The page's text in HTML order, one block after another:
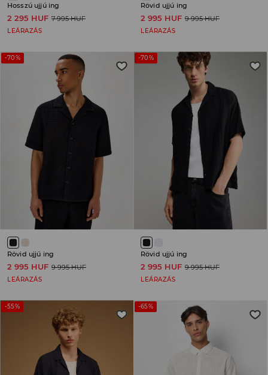
Hosszú ujjú ing
2 295 HUF 7 995 HUF
LEÁRAZÁS
Rövid ujjú ing
2 995 HUF 9 995 HUF
LEÁRAZÁS
-70%
Rövid ujjú ing
2 995 HUF 9 995 HUF
LEÁRAZÁS
-70%
Rövid ujjú ing
2 995 HUF 9 995 HUF
LEÁRAZÁS
-55% -65%